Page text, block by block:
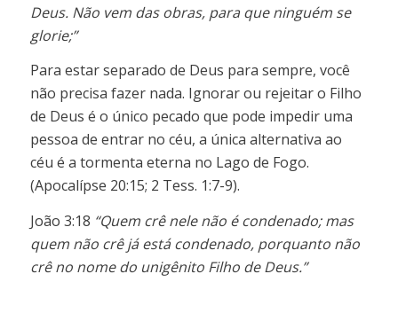
Deus. Não vem das obras, para que ninguém se
glorie;”
Para estar separado de Deus para sempre, você
não precisa fazer nada. Ignorar ou rejeitar o Filho
de Deus é o único pecado que pode impedir uma
pessoa de entrar no céu, a única alternativa ao
céu é a tormenta eterna no Lago de Fogo.
(Apocalípse 20:15; 2 Tess. 1:7-9).
João 3:18 “Quem crê nele não é condenado; mas
quem não crê já está condenado, porquanto não
crê no nome do unigênito Filho de Deus.”